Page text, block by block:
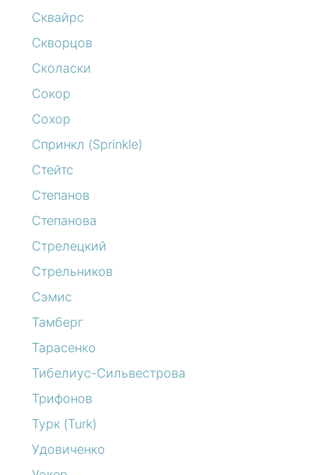
Сквайрс
Скворцов
Сколаски
Сокор
Сохор
Спринкл (Sprinkle)
Стейтс
Степанов
Степанова
Стрелецкий
Стрельников
Сэмис
Тамберг
Тарасенко
Тибелиус-Сильвестрова
Трифонов
Турк (Turk)
Удовиченко